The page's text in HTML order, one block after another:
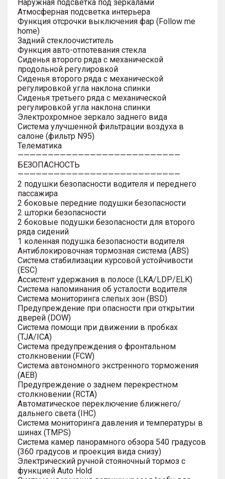
Наружная подсветка под зеркалами
Атмосферная подсветка интерьера
Функция отсрочки выключения фар (Follow me
home)
Задний стеклоочиститель
Функция авто-отпотевания стекла
Сиденья второго ряда с механической
продольной регулировкой
Сиденья второго ряда с механической
регулировкой угла наклона спинки
Сиденья третьего ряда с механической
регулировкой угла наклона спинки
Электрохромное зеркало заднего вида
Система улучшенной фильтрации воздуха в
салоне (фильтр N95)
Телематика
———————————————————————————
БЕЗОПАСНОСТЬ
———————————————————————————
2 подушки безопасности водителя и переднего
пассажира
2 боковые передние подушки безопасности
2 шторки безопасности
2 боковые подушки безопасности для второго
ряда сидений
1 коленная подушка безопасности водителя
Антиблокировочная тормозная система (ABS)
Система стабилизации курсовой устойчивости
(ESC)
Ассистент удержания в полосе (LKA/LDP/ELK)
Система напоминания об усталости водителя
Система мониторинга слепых зон (BSD)
Предупреждение при опасности при открытии
дверей (DOW)
Система помощи при движении в пробках
(TJA/ICA)
Система предупреждения о фронтальном
столкновении (FCW)
Система автономного экстренного торможения
(AEB)
Предупреждение о заднем перекрестном
столкновении (RCTA)
Автоматическое переключение ближнего/
дальнего света (IHC)
Система мониторинга давления и температуры в
шинах (TMPS)
Система камер панорамного обзора 540 градусов
(360 градусов и проекция вида снизу)
Электрический ручной стояночный тормоз с
функцией Auto Hold